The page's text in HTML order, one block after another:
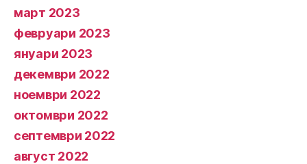
март 2023
февруари 2023
януари 2023
декември 2022
ноември 2022
октомври 2022
септември 2022
август 2022